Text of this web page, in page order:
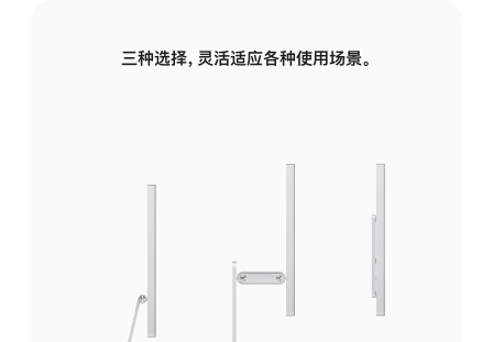
三种选择，灵活适应各种使用场景。